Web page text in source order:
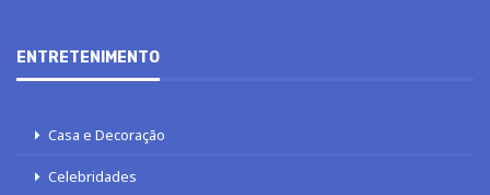
ENTRETENIMENTO
Casa e Decoração
Celebridades